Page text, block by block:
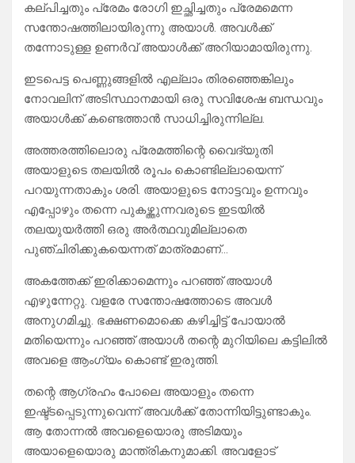
കല്പിച്ചതും പ്രേമം രോഗി ഇച്ഛിച്ചതും പ്രേമമെന്ന
സന്തോഷത്തിലായിരുന്നു അയാൾ. അവൾക്ക്
തന്നോടുള്ള ഉണർവ് അയാൾക്ക് അറിയാമായിരുന്നു.
ഇടപെട്ട പെണ്ണുങ്ങളിൽ എല്ലാം തിരഞ്ഞെങ്കിലും
നോവലിന് അടിസ്ഥാനമായി ഒരു സവിശേഷ ബന്ധവും
അയാൾക്ക് കണ്ടെത്താൻ സാധിച്ചിരുന്നില്ല.
അത്തരത്തിലൊരു പ്രേമത്തിന്റെ വൈദ്യുതി
അയാളുടെ തലയിൽ രൂപം കൊണ്ടില്ലായെന്ന്
പറയുന്നതാകും ശരി. അയാളുടെ നോട്ടവും ഉന്നവും
എപ്പോഴും തന്നെ പുകഴ്ത്തുന്നവരുടെ ഇടയിൽ
തലയുയർത്തി ഒരു അർത്ഥവുമില്ലാതെ
പുഞ്ചിരിക്കുകയെന്നത് മാത്രമാണ്…
അകത്തേക്ക് ഇരിക്കാമെന്നും പറഞ്ഞ് അയാൾ
എഴുന്നേറ്റു. വളരേ സന്തോഷത്തോടെ അവൾ
അനുഗമിച്ചു. ഭക്ഷണമൊക്കെ കഴിച്ചിട്ട് പോയാൽ
മതിയെന്നും പറഞ്ഞ് അയാൾ തന്റെ മുറിയിലെ കട്ടിലിൽ
അവളെ ആംഗ്യം കൊണ്ട് ഇരുത്തി.
തന്റെ ആഗ്രഹം പോലെ അയാളും തന്നെ
ഇഷ്ട്ടപ്പെടുന്നുവെന്ന് അവൾക്ക് തോന്നിയിട്ടുണ്ടാകും.
ആ തോന്നൽ അവളെയൊരു അടിമയും
അയാളെയൊരു മാന്ത്രികനുമാക്കി. അവളോട്